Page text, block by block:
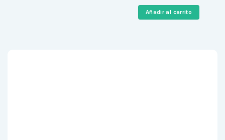
era:
549,00 €.
es:
99,00 €.
Añadir al carrito